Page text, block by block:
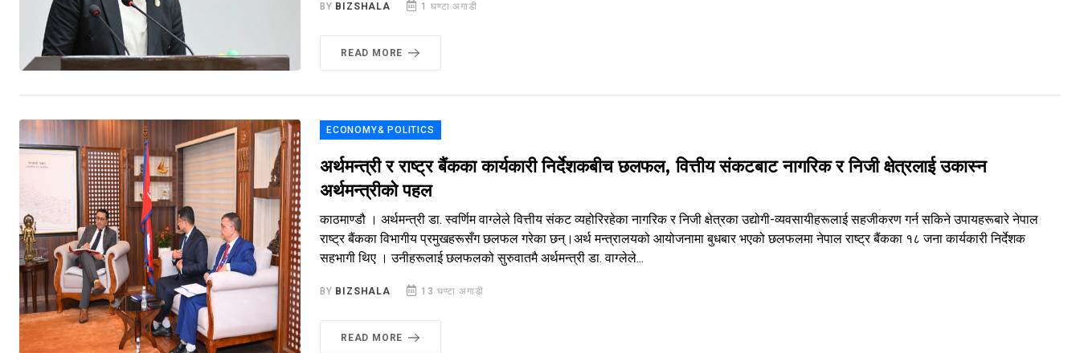
BY BIZSHALA 1 घण्टा अगाडी
READ MORE
ECONOMY& POLITICS
अर्थमन्त्री र राष्ट्र बैंकका कार्यकारी निर्देशकबीच छलफल, वित्तीय संकटबाट नागरिक र निजी क्षेत्रलाई उकास्न
अर्थमन्त्रीको पहल
काठमाण्डौ । अर्थमन्त्री डा. स्वर्णिम वाग्लेले वित्तीय संकट व्यहोरिरहेका नागरिक र निजी क्षेत्रका उद्योगी-व्यवसायीहरूलाई सहजीकरण गर्न सकिने उपायहरूबारे नेपाल
राष्ट्र बैंकका विभागीय प्रमुखहरूसँग छलफल गरेका छन्।अर्थ मन्त्रालयको आयोजनामा बुधबार भएको छलफलमा नेपाल राष्ट्र बैंकका १८ जना कार्यकारी निर्देशक
सहभागी थिए । उनीहरूलाई छलफलको सुरुवातमै अर्थमन्त्री डा. वाग्लेले...
BY BIZSHALA 13 घण्टा अगाडी
READ MORE